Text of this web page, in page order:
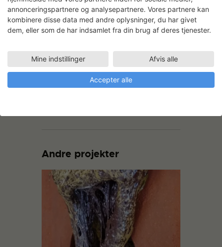
Andre projekter
annonceringspartnere og analysepartnere. Vores partnere kan
kombinere disse data med andre oplysninger, du har givet
dem, eller som de har indsamlet fra din brug af deres tjenester.
Mine indstillinger Afvis alle
Accepter alle